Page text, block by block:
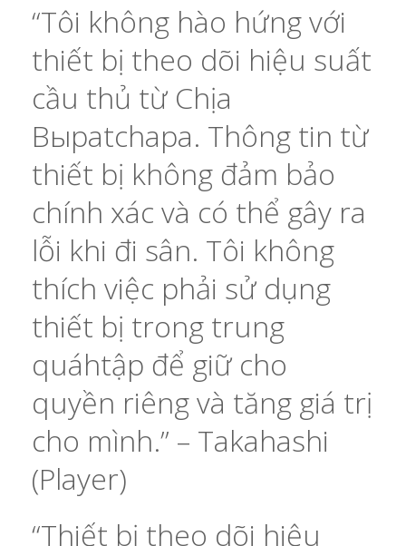
“Tôi không hào hứng với
thiết bị theo dõi hiệu suất
cầu thủ từ Chịa
Выpatchapa. Thông tin từ
thiết bị không đảm bảo
chính xác và có thể gây ra
lỗi khi đi sân. Tôi không
thích việc phải sử dụng
thiết bị trong trung
quáhtập để giữ cho
quyền riêng và tăng giá trị
cho mình.” – Takahashi
(Player)
“Thiết bị theo dõi hiệu